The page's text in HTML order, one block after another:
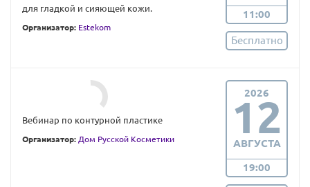
для гладкой и сияющей кожи.
Организатор: Estekom
11:00
Бесплатно
Вебинар по контурной пластике
Организатор: Дом Русской Косметики
2026
12
АВГУСТА
19:00